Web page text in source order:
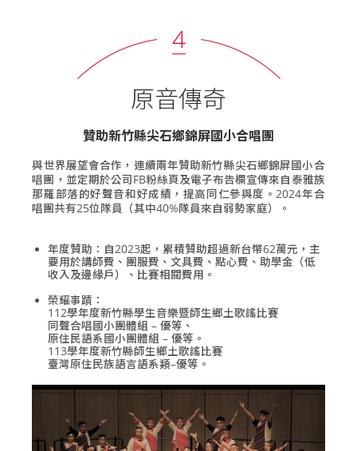
4
原音傳奇
贊助新竹縣尖石鄉錦屏國小合唱團
與世界展望會合作，連續兩年贊助新竹縣尖石鄉錦屏國小合
唱團，並定期於公司 FB粉絲頁及電子布告欄宣傳來自泰雅族
那羅部落的好聲音和好成績，提高同仁參與度。2024年合
唱團共有25位隊員（其中40%隊員來自弱勢家庭）。
年度贊助：自2023起，累積贊助超過新台幣62萬元，主
要用於講師費、團服費、文具費、點心費、助學金（低
收入及邊緣戶）、比賽相關費用。
榮耀事蹟：
112學年度新竹縣學生音樂暨師生鄉土歌謠比賽
同聲合唱國小團體組 – 優等 、
原住民語系國小團體組 – 優等 。
113學年度新竹縣師生鄉土歌謠比賽
臺灣原住民族語言語系類–優等 。